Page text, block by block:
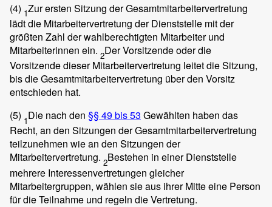
(4) 1Zur ersten Sitzung der Gesamtmitarbeitervertretung
lädt die Mitarbeitervertretung der Dienststelle mit der
größten Zahl der wahlberechtigten Mitarbeiter und
Mitarbeiterinnen ein. 2Der Vorsitzende oder die
Vorsitzende dieser Mitarbeitervertretung leitet die Sitzung,
bis die Gesamtmitarbeitervertretung über den Vorsitz
entschieden hat.
(5) 1Die nach den §§ 49 bis 53 Gewählten haben das
Recht, an den Sitzungen der Gesamtmitarbeitervertretung
teilzunehmen wie an den Sitzungen der
Mitarbeitervertretung. 2Bestehen in einer Dienststelle
mehrere Interessenvertretungen gleicher
Mitarbeitergruppen, wählen sie aus ihrer Mitte eine Person
für die Teilnahme und regeln die Vertretung.